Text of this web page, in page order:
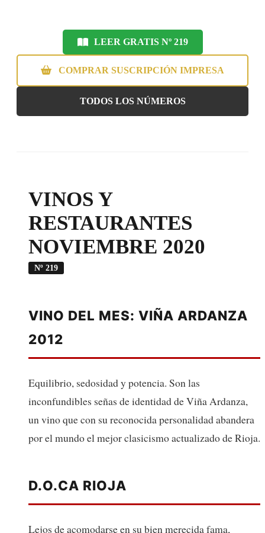
LEER GRATIS Nº 219
COMPRAR SUSCRIPCIÓN IMPRESA
TODOS LOS NÚMEROS
VINOS Y
RESTAURANTES
NOVIEMBRE 2020
Nº 219
VINO DEL MES: VIÑA ARDANZA
2012
Equilibrio, sedosidad y potencia. Son las
inconfundibles señas de identidad de Viña Ardanza,
un vino que con su reconocida personalidad abandera
por el mundo el mejor clasicismo actualizado de Rioja.
D.O.CA RIOJA
Lejos de acomodarse en su bien merecida fama,